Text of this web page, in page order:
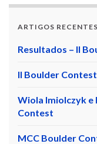
ARTIGOS RECENTES
Resultados – II
II Boulder
Wiola Imiolczyk e
Contest
MCC Boulder